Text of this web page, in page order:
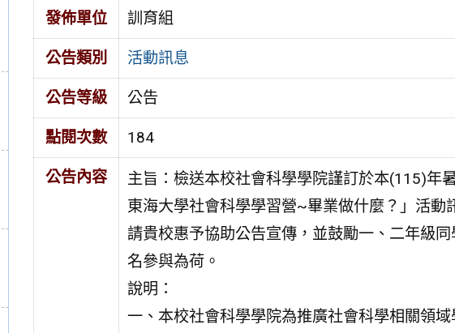
發佈單位 訓育組
公告類別 活動訊息
公告等級 公告
點閱次數 184
公告內容
主旨：檢送本校社會科學學院謹訂於本(115)年
東海大學社會科學學習營~畢業做什麼？」活動
請貴校惠予協助公告宣傳，並鼓勵一、二年級同
名參與為荷。
說明：
一、本校社會科學學院為推廣社會科學相關領